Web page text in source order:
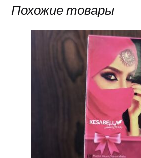
Похожие товары